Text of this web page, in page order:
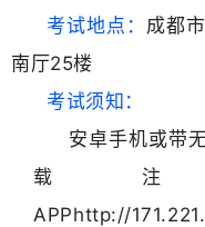
考试地点： 成都
南厅25楼
考试须知：
安卓手机或带
载
APPhttp://